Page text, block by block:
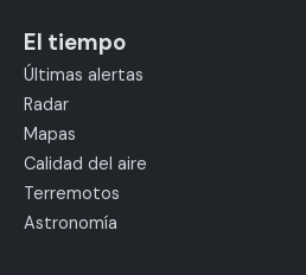
El tiempo
Últimas alertas
Radar
Mapas
Calidad del aire
Terremotos
Astronomía